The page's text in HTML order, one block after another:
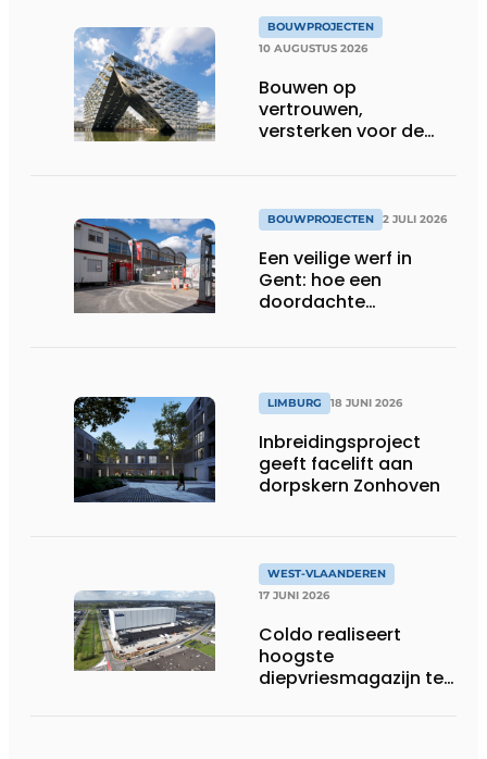
BOUWPROJECTEN
10 AUGUSTUS 2026
Bouwen op
vertrouwen,
versterken voor de
BOUWPROJECTEN 2 JULI 2026
Een veilige werf in
Gent: hoe een
doordachte
LIMBURG 18 JUNI 2026
Inbreidingsproject
geeft facelift aan
dorpskern Zonhoven
WEST-VLAANDEREN
17 JUNI 2026
Coldo realiseert
hoogste
diepvriesmagazijn ter